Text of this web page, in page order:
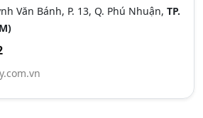
Văn Bánh, P. 13, Q. Phú Nhuận, TP.